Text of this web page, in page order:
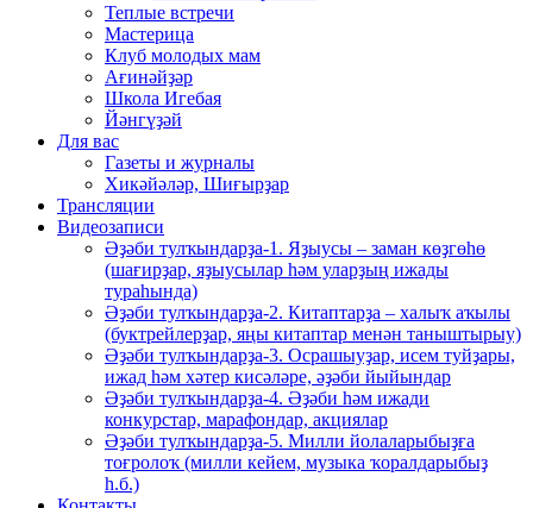
Теплые встречи
Мастерица
Клуб молодых мам
Ағинәйҙәр
Школа Игебая
Йәнгүҙәй
Для вас
Газеты и журналы
Хикәйәләр, Шиғырҙар
Трансляции
Видеозаписи
Әҙәби тулҡындарҙа-1. Яҙыусы – заман көҙгөһө
(шағирҙар, яҙыусылар һәм уларҙың ижады
тураһында)
Әҙәби тулҡындарҙа-2. Китаптарҙа – халыҡ аҡылы
(буктрейлерҙар, яңы китаптар менән таныштырыу)
Әҙәби тулҡындарҙа-3. Осрашыуҙар, исем туйҙары,
ижад һәм хәтер кисәләре, әҙәби йыйындар
Әҙәби тулҡындарҙа-4. Әҙәби һәм ижади
конкурстар, марафондар, акциялар
Әҙәби тулҡындарҙа-5. Милли йолаларыбыҙға
тоғролоҡ (милли кейем, музыка ҡоралдарыбыҙ
һ.б.)